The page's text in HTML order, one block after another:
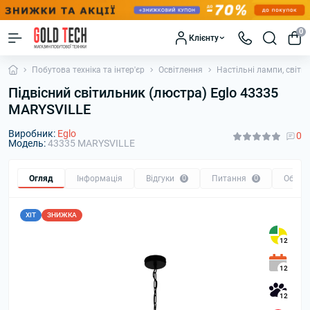
Клієнту
0
Побутова техніка та інтер'єр Освітлення Настільні лампи,
Підвісний світильник (люстра) Eglo 43335
MARYSVILLE
Виробник: Eglo
Модель:43335 MARYSVILLE
0
Огляд Інформація Відгуки 0 Питання 0 Обмін
ХІТ ЗНИЖКА
12
12
12